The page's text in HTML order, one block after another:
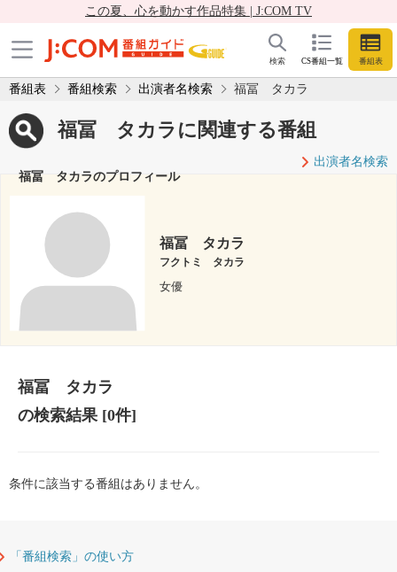
この夏、心を動かす作品特集 | J:COM TV
CS番組一覧 番組表
検索
番組表 番組検索 出演者名検索 福冨 タカラ
福冨 タカラに関連する番組
出演者名検索
福冨 タカラのプロフィール
福冨 タカラ
フクトミ タカラ
女優
福冨 タカラ
の検索結果[0件]
条件に該当する番組はありません。
「番組検索」の使い方